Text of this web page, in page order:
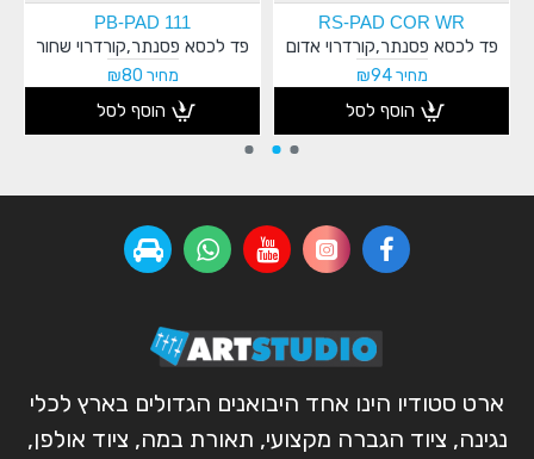
RS-PAD COR WR
פד לכסא פסנתר,קורדרוי אדום
מחיר ₪94
הוסף לסל
PB-PAD 111
פד לכסא פסנתר,קורדרוי שחור
מחיר ₪80
הוסף לסל
ארט סטודיו הינו אחד היבואנים הגדולים בארץ לכלי
נגינה, ציוד הגברה מקצועי, תאורת במה, ציוד אולפן,